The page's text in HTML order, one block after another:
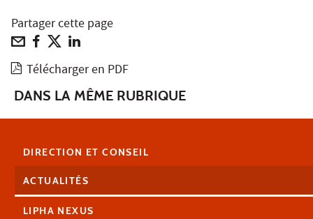
Partager cette page
Télécharger en PDF
DANS LA MÊME RUBRIQUE
DIRECTION ET CONSEIL
ACTUALITÉS
LIPHA NEXUS